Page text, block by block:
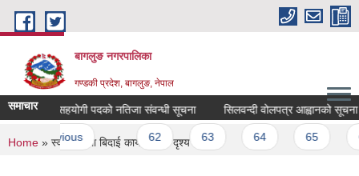
Skip to main content
बागलुङ नगरपालिका
गण्डकी प्रदेश, बागलुङ, नेपाल
समाचारसहयोगी पदको नतिजा संवन्धी सूचना सिलवन्दी वोलपत्र आह्वानको सूचना
‹ previous … 62 63
You are here
Home » स्वागत तथा बिदाई कार्यक्रमको दृश्य